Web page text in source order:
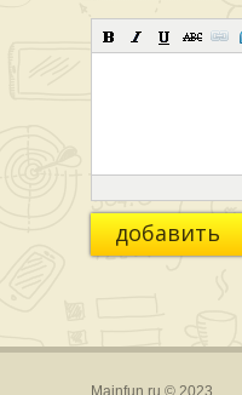
добавить
Mainfun.ru © 2023